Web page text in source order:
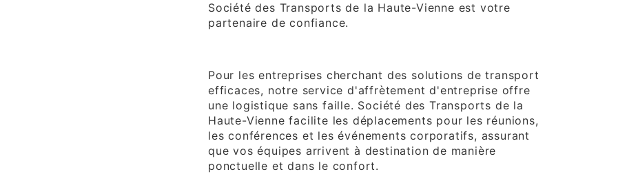
Société des Transports de la Haute-Vienne est votre
partenaire de confiance.
Pour les entreprises cherchant des solutions de transport
efficaces, notre service d'affrètement d'entreprise offre
une logistique sans faille. Société des Transports de la
Haute-Vienne facilite les déplacements pour les réunions,
les conférences et les événements corporatifs, assurant
que vos équipes arrivent à destination de manière
ponctuelle et dans le confort.